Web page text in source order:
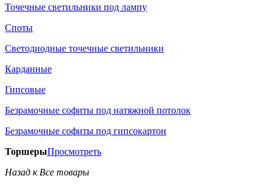
Точечные светильники под лампу
Споты
Светодиодные точечные светильники
Карданные
Гипсовые
Безрамочные софиты под натяжной потолок
Безрамочные софиты под гипсокартон
ТоршерыПросмотреть
Назад к Все товары